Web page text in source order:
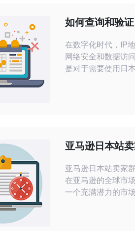
如何查询和验
在数字化时代，IP
网络安全和数据访
是对于需要使用日
验证的日本原生IP
亚马逊日本站
亚马逊日本站卖家
在亚马逊的全球市
一个充满潜力的市